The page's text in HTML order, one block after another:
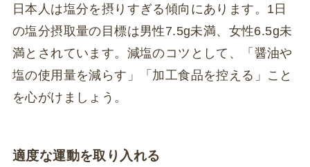
日本人は塩分を摂りすぎる傾向にあります。1日
の塩分摂取量の目標は男性7.5g未満、女性6.5g未
満とされています。減塩のコツとして、「醤油や
塩の使用量を減らす」「加工食品を控える」こと
を心がけましょう。
適度な運動を取り入れる